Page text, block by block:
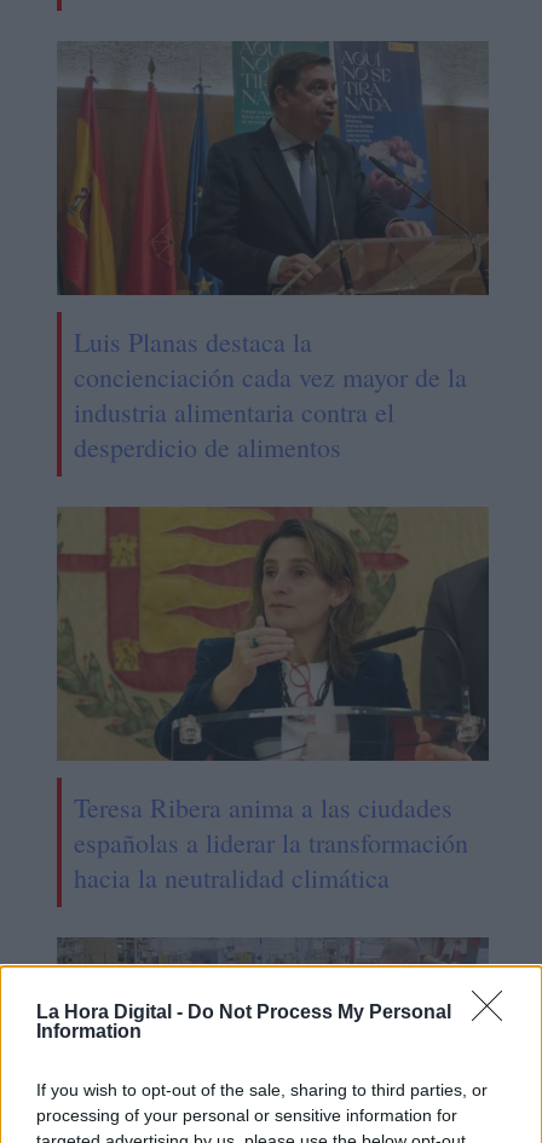
La Hora Digital - Do Not Process My Personal
Information
If you wish to opt-out of the sale, sharing to third parties, or
processing of your personal or sensitive information for
Luis Planas destaca la
concienciación cada vez mayor de la
industria alimentaria contra el
desperdicio de alimentos
Teresa Ribera anima a las ciudades
españolas a liderar la transformación
hacia la neutralidad climática